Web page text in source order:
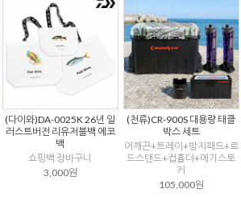
(다이와)DA-0025K 26년 일
러스트버전 리유저블백 에코
백
쇼핑백 장바구니
3,000원
(천류)CR-900S 대용량 태클
박스 세트
어깨끈+트레이+방지패드+로
드스탠드+컵홀더+에기스토
커
105,000원